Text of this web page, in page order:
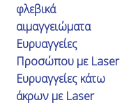
φλεβικά
αιμαγγειώματα
Ευρυαγγείες
Προσώπου με Laser
Ευρυαγγείες κάτω
άκρων με Laser